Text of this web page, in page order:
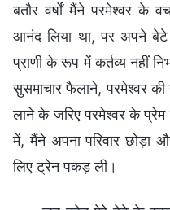
बतौर वर्षों मैंने परमेश्वर के
आनंद लिया था, पर अपने
प्राणी के रूप में कर्तव्य नहीं
सुसमाचार फैलाने, परमेश्वर
लाने के जरिए परमेश्वर के
में, मैंने अपना परिवार
लिए ट्रेन पकड़ ली।